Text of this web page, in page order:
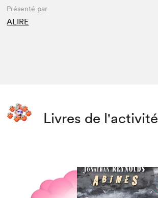
Présenté par
ALIRE
Livres de l'activité